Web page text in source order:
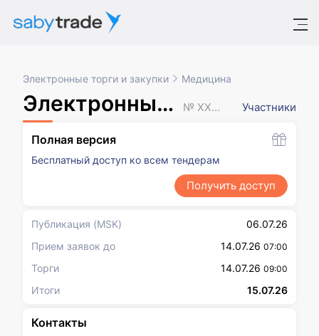
Электронные торги и закупки Медицина
Электронный аукцион № XXXXXXX Участники
Полная версия
Бесплатный доступ ко всем тендерам
Получить доступ
Публикация (MSK)
06.07.26
Прием заявок до
14.07.26 07:00
Торги 14.07.26 09:00
Итоги 15.07.26
Контакты